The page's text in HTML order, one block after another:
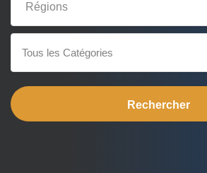
Tous les Catégories